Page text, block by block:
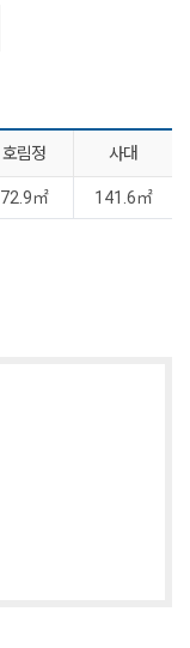
호림정 사대
72.9㎡ 141.6㎡